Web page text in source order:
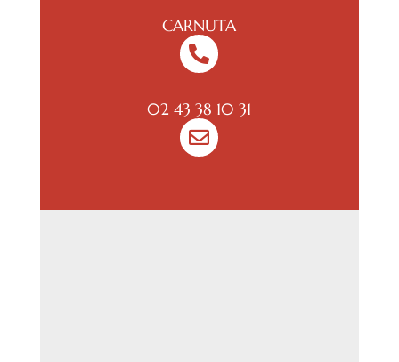
CARNUTA

02 43 38 10 31
